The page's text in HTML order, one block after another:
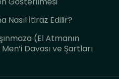
Nasıl İtiraz Edilir?
(El Atmanın
Davası ve Şartları